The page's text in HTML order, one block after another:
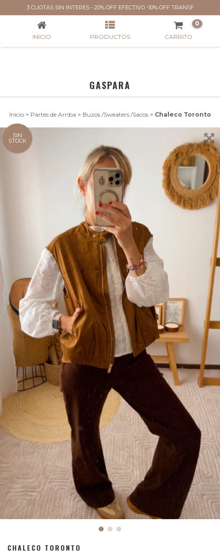
3 CUOTAS SIN INTERES - 20% OFF EFECTIVO -10% OFF TRANSF
CHALECO TORONTO
INICIO PRODUCTOS CARRITO
0
GASPARA
Inicio > Partes de Arriba > Buzos /Sweaters /Sacos > Chaleco Toronto
SIN
STOCK
CHALECO TORONTO